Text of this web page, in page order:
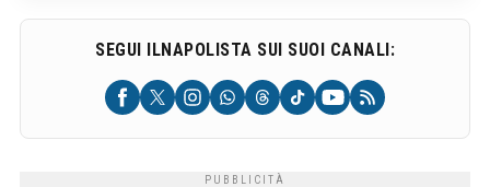
SEGUI ILNAPOLISTA SUI SUOI CANALI: